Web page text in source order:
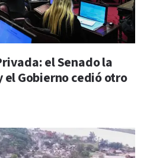
el Senado la
el Gobierno cedió otro